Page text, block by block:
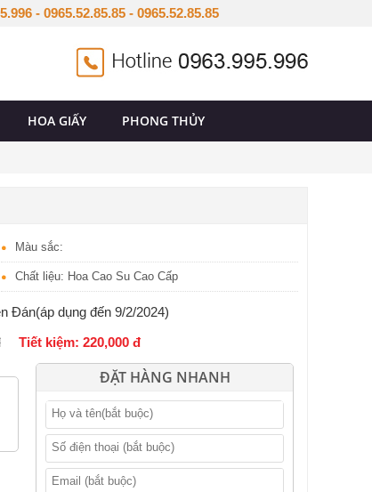
HOA GIẤY PHONG THỦY
Màu sắc:
Chất liệu: Hoa Cao Su Cao Cấp
Đán(áp dụng đến 9/2/2024)
Tiết kiệm: 220,000 đ
ĐẶT HÀNG NHANH
- 0965.52.85.85 - 0965.52.85.85